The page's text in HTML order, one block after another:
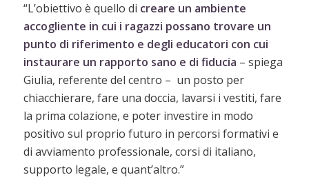
“L’obiettivo è quello di creare un ambiente
accogliente in cui i ragazzi possano trovare un
punto di riferimento e degli educatori con cui
instaurare un rapporto sano e di fiducia – spiega
Giulia, referente del centro – un posto per
chiacchierare, fare una doccia, lavarsi i vestiti, fare
la prima colazione, e poter investire in modo
positivo sul proprio futuro in percorsi formativi e
di avviamento professionale, corsi di italiano,
supporto legale, e quant’altro.”